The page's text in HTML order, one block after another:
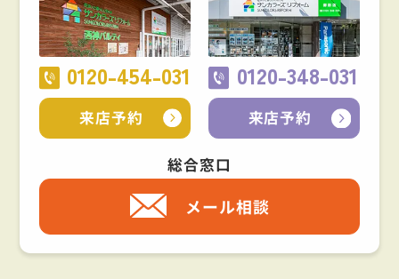
0120-454-031
来店予約
0120-348-031
来店予約
総合窓口
メール相談